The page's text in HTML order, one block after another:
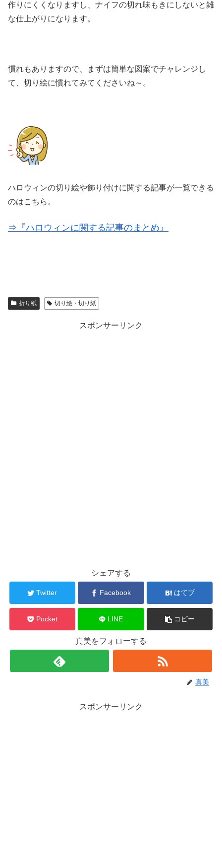
作りにくくなりますし、ナイフの切れ味もきにしないと雑
な仕上がりになります。
慣れもありますので、まずは簡単な図案でチャレンジし
て、切り絵に慣れてみてくださいね～。
ハロウィンの切り絵や飾り付けに関する記事が一覧できる
のはこちら。
⇒『ハロウィンに関する記事のまとめ』
折り紙 切り絵・切り紙
スポンサーリンク
シェアする
Twitter Facebook はてブ
Pocket LINE コピー
真美をフォローする
真美
スポンサーリンク